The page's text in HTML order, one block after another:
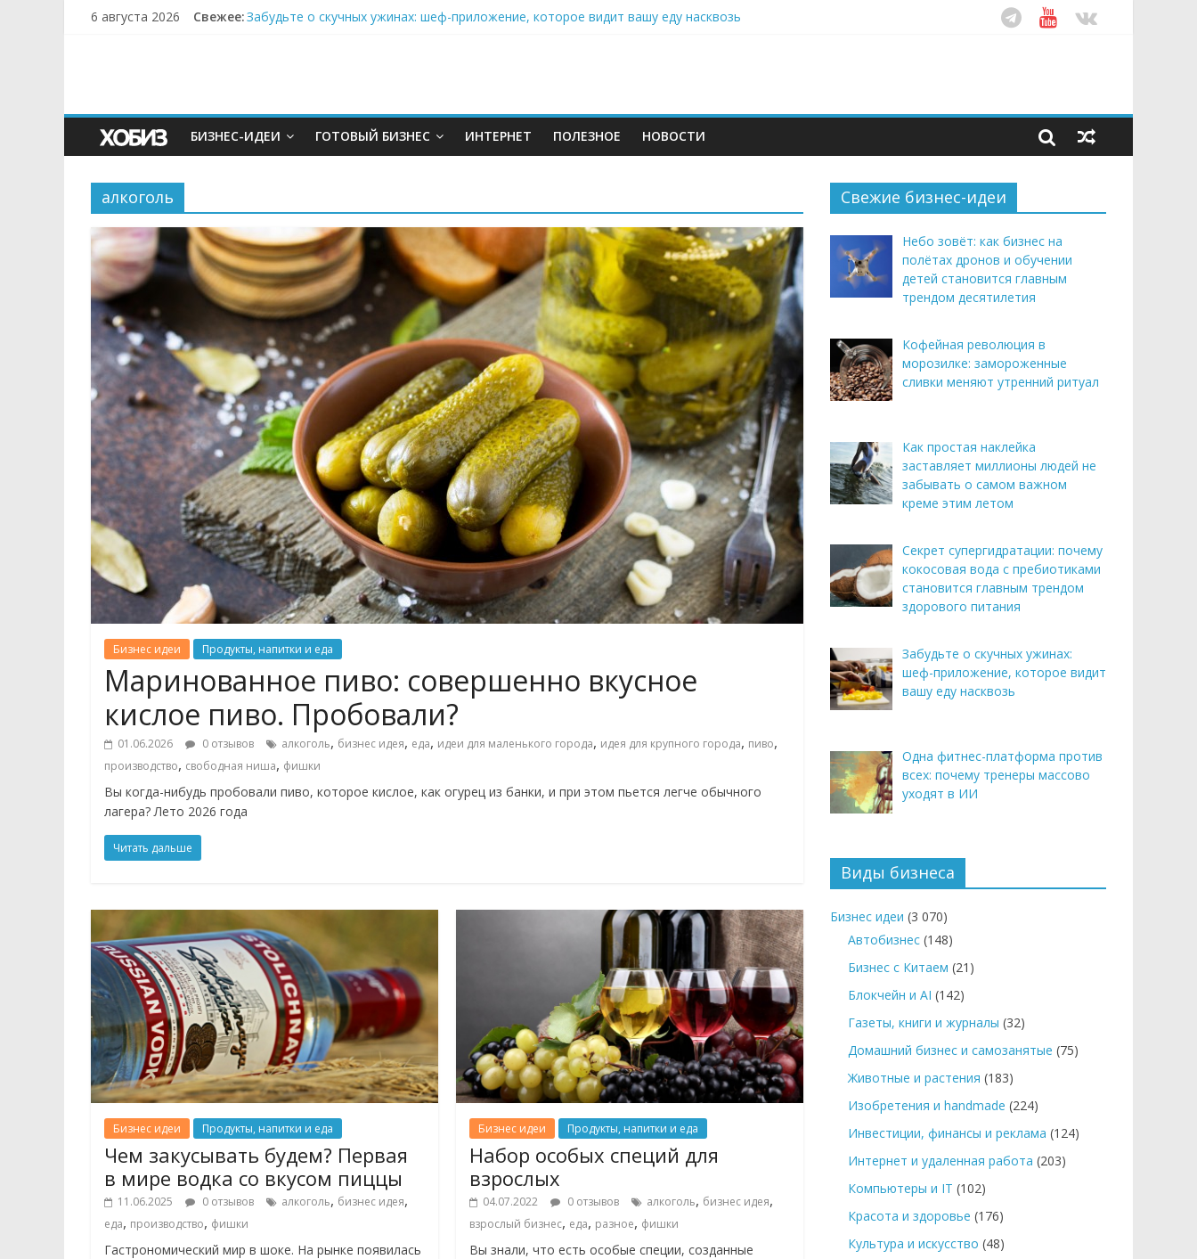
6 августа 2026 Свежее:Забудьте о скучных ужинах: шеф-приложение, которое видит вашу еду насквозь
БИЗНЕС-ИДЕИ ГОТОВЫЙ БИЗНЕС ИНТЕРНЕТ ПОЛЕЗНОЕ НОВОСТИ
алкоголь
Бизнес идеи Продукты, напитки и еда
Маринованное пиво: совершенно вкусное
кислое пиво. Пробовали?
01.06.2026 0 отзывов алкоголь, бизнес идея, еда, идеи для маленького города, идея для крупного города, пиво,
производство, свободная ниша, фишки
Вы когда-нибудь пробовали пиво, которое кислое, как огурец из банки, и при этом пьется легче обычного
лагера? Лето 2026 года
Читать дальше
Бизнес идеи Продукты, напитки и еда
Чем закусывать будем? Первая
в мире водка со вкусом пиццы
11.06.2025 0 отзывов алкоголь, бизнес идея,
еда, производство, фишки
Гастрономический мир в шоке. На рынке появилась
Бизнес идеи Продукты, напитки и еда
Набор особых специй для
взрослых
04.07.2022 0 отзывов алкоголь, бизнес идея,
взрослый бизнес, еда, разное, фишки
Вы знали, что есть особые специи, созданные
Свежие бизнес-идеи
Небо зовёт: как бизнес на
полётах дронов и обучении
детей становится главным
трендом десятилетия
Кофейная революция в
морозилке: замороженные
сливки меняют утренний ритуал
Как простая наклейка
заставляет миллионы людей не
забывать о самом важном
креме этим летом
Секрет супергидратации: почему
кокосовая вода с пребиотиками
становится главным трендом
здорового питания
Забудьте о скучных ужинах:
шеф-приложение, которое видит
вашу еду насквозь
Одна фитнес-платформа против
всех: почему тренеры массово
уходят в ИИ
Виды бизнеса
Бизнес идеи (3 070)
Автобизнес (148)
Бизнес с Китаем (21)
Блокчейн и AI (142)
Газеты, книги и журналы (32)
Домашний бизнес и самозанятые (75)
Животные и растения (183)
Изобретения и handmade (224)
Инвестиции, финансы и реклама (124)
Интернет и удаленная работа (203)
Компьютеры и IT (102)
Красота и здоровье (176)
Культура и искусство (48)